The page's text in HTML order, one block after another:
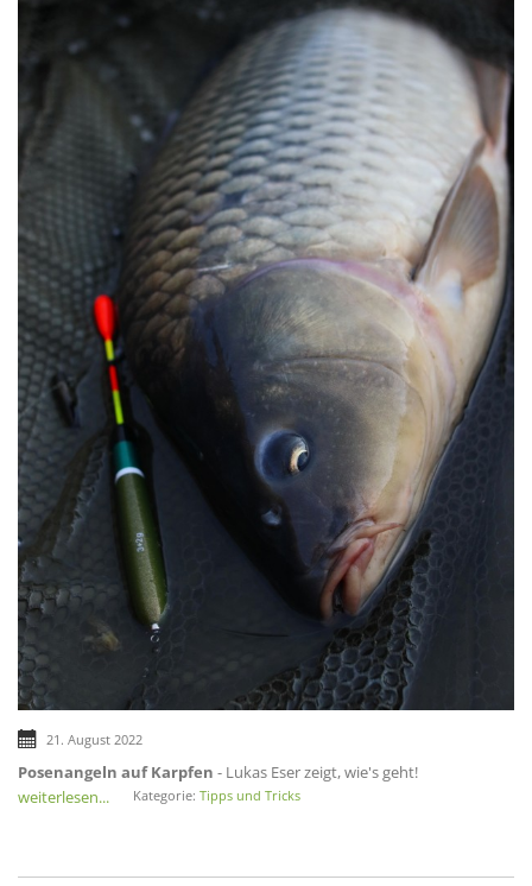
21. August 2022
Posenangeln auf Karpfen - Lukas Eser zeigt, wie's geht!
weiterlesen...
Kategorie: Tipps und Tricks